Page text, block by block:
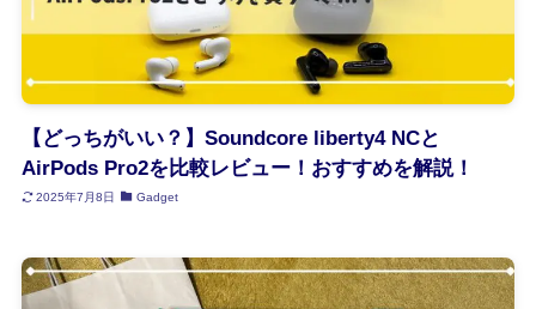
【どっちがいい？】Soundcore liberty4 NCと
AirPods Pro2を比較レビュー！おすすめを解説！
2025年7月8日 Gadget